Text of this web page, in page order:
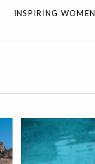
INSPIRING WOMEN